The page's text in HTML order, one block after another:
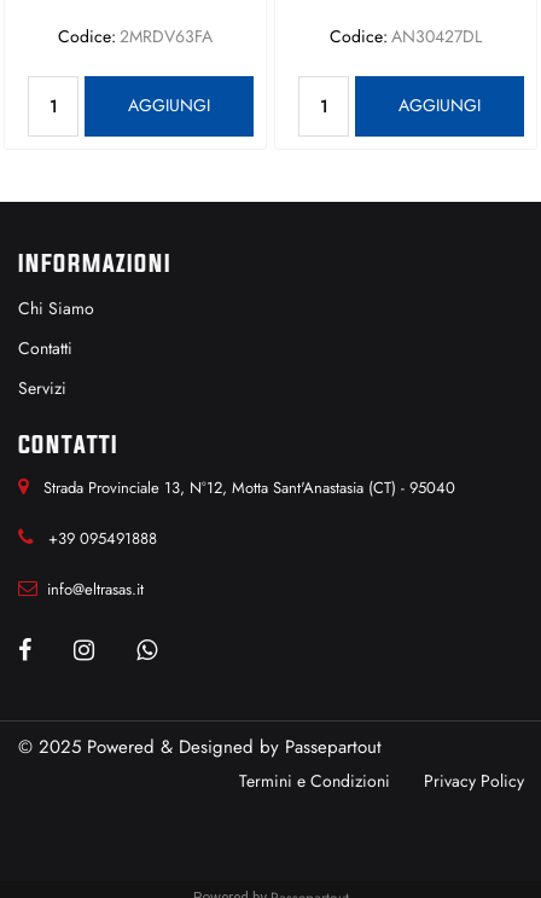
Codice: 2MRDV63FA
AGGIUNGI
Codice: AN30427DL
AGGIUNGI
INFORMAZIONI
Chi Siamo
Contatti
Servizi
CONTATTI
Strada Provinciale 13, N°12, Motta Sant'Anastasia (CT) - 95040
+39 095491888
info@eltrasas.it
© 2025 Powered & Designed by Passepartout
Termini e Condizioni Privacy Policy